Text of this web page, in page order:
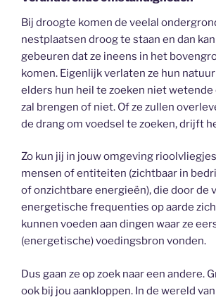
Bij droogte komen de veelal
nestplaatsen droog te staan en dan
gebeuren dat ze ineens in het
komen. Eigenlijk verlaten ze hun
elders hun heil te zoeken niet
zal brengen of niet. Of ze zullen
de drang om voedsel te zoeken, drijft
Zo kun jij in jouw omgeving
mensen of entiteiten (zichtbaar in
of onzichtbare energieën), die door de
energetische frequenties op aarde
kunnen voeden aan dingen waar ze
(energetische) voedingsbron vonden.
Dus gaan ze op zoek naar een andere.
ook bij jou aankloppen. In de wereld